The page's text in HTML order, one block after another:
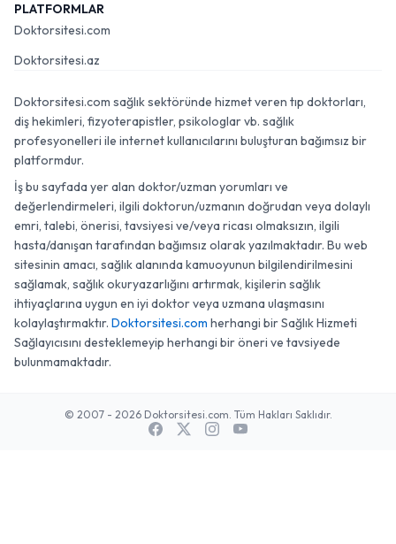
PLATFORMLAR
Doktorsitesi.com
Doktorsitesi.az
Doktorsitesi.com sağlık sektöründe hizmet veren tıp doktorları,
diş hekimleri, fizyoterapistler, psikologlar vb. sağlık
profesyonelleri ile internet kullanıcılarını buluşturan bağımsız bir
platformdur.
İş bu sayfada yer alan doktor/uzman yorumları ve
değerlendirmeleri, ilgili doktorun/uzmanın doğrudan veya dolaylı
emri, talebi, önerisi, tavsiyesi ve/veya ricası olmaksızın, ilgili
hasta/danışan tarafından bağımsız olarak yazılmaktadır. Bu web
sitesinin amacı, sağlık alanında kamuoyunun bilgilendirilmesini
sağlamak, sağlık okuryazarlığını artırmak, kişilerin sağlık
ihtiyaçlarına uygun en iyi doktor veya uzmana ulaşmasını
kolaylaştırmaktır. Doktorsitesi.com herhangi bir Sağlık Hizmeti
Sağlayıcısını desteklemeyip herhangi bir öneri ve tavsiyede
bulunmamaktadır.
© 2007 - 2026 Doktorsitesi.com. Tüm Hakları Saklıdır.